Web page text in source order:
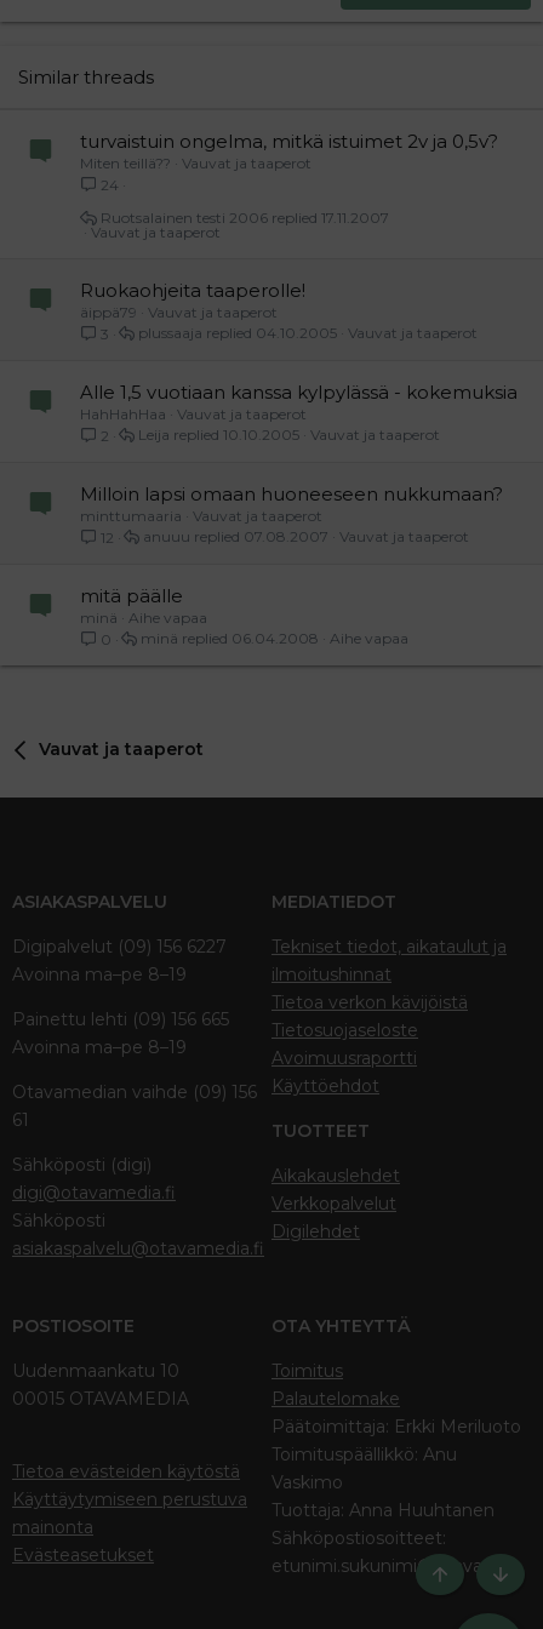
26
Similar threads
turvaistuin ongelma, mitkä istuimet 2v ja 0,5v?
Miten teillä??
Vauvat ja taaperot
24
Vauvat ja taaperot
17.11.2007
Ruotsalainen testi 2006
Ruokaohjeita taaperolle!
äippä79
Vauvat ja taaperot
3
Vauvat ja taaperot
04.10.2005
plussaaja
Alle 1,5 vuotiaan kanssa kylpylässä - kokemuksia
HahHahHaa
Vauvat ja taaperot
2
Vauvat ja taaperot
10.10.2005
Leija
Milloin lapsi omaan huoneeseen nukkumaan?
minttumaaria
Vauvat ja taaperot
12
Vauvat ja taaperot
07.08.2007
anuuu
mitä päälle
minä
Aihe vapaa
0
Aihe vapaa
06.04.2008
minä
Vauvat ja taaperot
ASIAKASPALVELU
Digipalvelut (09) 156 6227
Avoinna ma–pe 8–19
Painettu lehti (09) 156 665
Avoinna ma–pe 8–19
Otavamedian vaihde (09) 156
61
Sähköposti (digi)
digi@otavamedia.fi
Sähköposti
asiakaspalvelu@otavamedia.fi
MEDIATIEDOT
Tekniset tiedot, aikataulut ja
ilmoitushinnat
Tietoa verkon kävijöistä
Tietosuojaseloste
Avoimuusraportti
Käyttöehdot
TUOTTEET
Aikakauslehdet
Verkkopalvelut
Digilehdet
POSTIOSOITE
Uudenmaankatu 10
00015 OTAVAMEDIA
Tietoa evästeiden käytöstä
Käyttäytymiseen perustuva
mainonta
Evästeasetukset
OTA YHTEYTTÄ
Toimitus
Palautelomake
Päätoimittaja: Erkki Meriluoto
Toimituspäällikkö: Anu
Vaskimo
Tuottaja: Anna Huuhtanen
Sähköpostiosoitteet:
etunimi.sukunimi@otava.fi
Ylös